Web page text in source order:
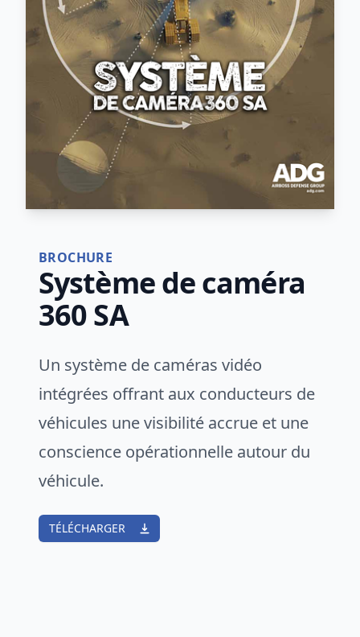
BROCHURE
Système de caméra
360 SA
Un système de caméras vidéo
intégrées offrant aux conducteurs de
véhicules une visibilité accrue et une
conscience opérationnelle autour du
véhicule.
TÉLÉCHARGER